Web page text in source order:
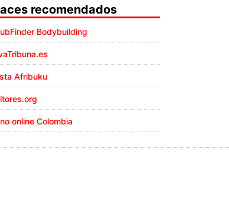
recomendados
Bodybuilding
Afribuku
online Colombia